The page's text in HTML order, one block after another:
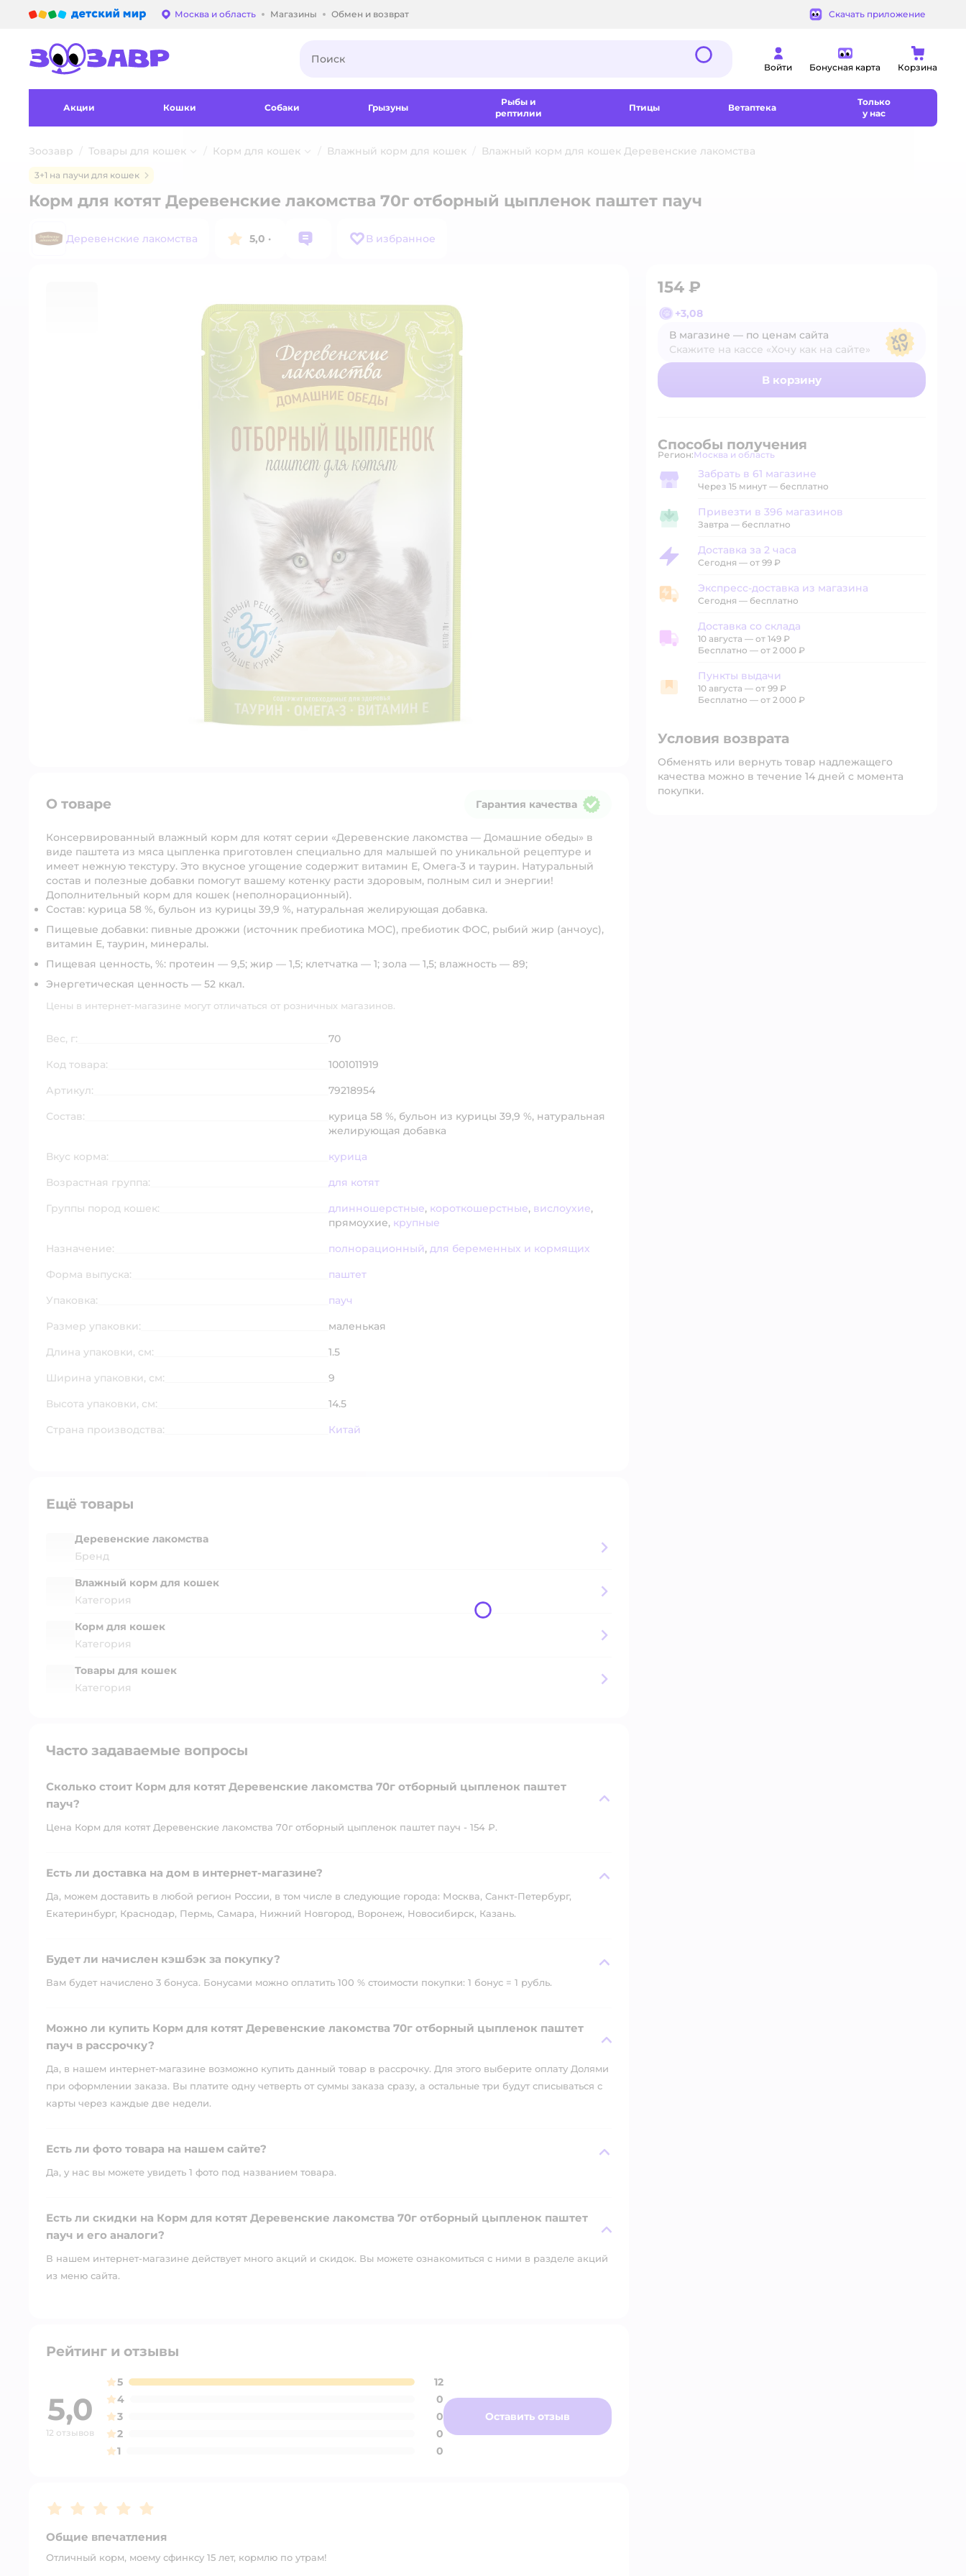
Выбор адреса доставки.
Москва и область Магазины Обмен и возврат Скачать приложение
Войти Бонусная карта Корзина
Акции Кошки Собаки Грызуны
Рыбы и
рептилии
Птицы Ветаптека
Только
у нас
Зоозавр Товары для кошек Корм для кошек Влажный корм для кошек Влажный корм для кошек Деревенские лакомства
3+1 на паучи для кошек
Корм для котят Деревенские лакомства 70г отборный цыпленок паштет пауч
Деревенские лакомства 5,0 · В избранное
154 ₽
+3,08
В магазине — по ценам сайта
Скажите на кассе «Хочу как на сайте»
В магазине — по ценам сайта
В корзину
Способы получения
Регион: Выбор адреса доставки.
Москва и область
Забрать в магазине
Забрать в 61 магазине
Через 15 минут — бесплатно
Привезти в магазин
Привезти в 396 магазинов
Завтра — бесплатно
Доставка за 2 часа
Доставка за 2 часа
Сегодня — от 99 ₽
Экспресс-доставка из магазина
Экспресс-доставка из магазина
Сегодня — бесплатно
Доставка со склада
Доставка со склада
10 августа — от 149 ₽
Бесплатно — от 2 000 ₽
Пункты выдачи
Пункты выдачи
10 августа — от 99 ₽
Бесплатно — от 2 000 ₽
Условия возврата
Обменять или вернуть товар надлежащего
качества можно в течение 14 дней с момента
покупки.
О товаре Гарантия качества
Консервированный влажный корм для котят серии «Деревенские лакомства — Домашние обеды» в
виде паштета из мяса цыпленка приготовлен специально для малышей по уникальной рецептуре и
имеет нежную текстуру. Это вкусное угощение содержит витамин Е, Омега-3 и таурин. Натуральный
состав и полезные добавки помогут вашему котенку расти здоровым, полным сил и энергии!
Дополнительный корм для кошек (неполнорационный).
Состав: курица 58 %, бульон из курицы 39,9 %, натуральная желирующая добавка.
Пищевые добавки: пивные дрожжи (источник пребиотика МОС), пребиотик ФОС, рыбий жир (анчоус),
витамин Е, таурин, минералы.
Пищевая ценность, %: протеин — 9,5; жир — 1,5; клетчатка — 1; зола — 1,5; влажность — 89;
Энергетическая ценность — 52 ккал.
Цены в интернет-магазине могут отличаться от розничных магазинов.
Вес, г:
70
Код товара:
1001011919
Артикул:
79218954
Состав:
курица 58 %, бульон из курицы 39,9 %, натуральная
желирующая добавка
Вкус корма:
курица
Возрастная группа:
для котят
Группы пород кошек:
длинношерстные, короткошерстные, вислоухие,
прямоухие, крупные
Назначение:
полнорационный, для беременных и кормящих
Форма выпуска:
паштет
Упаковка:
пауч
Размер упаковки:
маленькая
Длина упаковки, см:
1.5
Ширина упаковки, см:
9
Высота упаковки, см:
14.5
Страна производства:
Китай
Ещё товары
Деревенские лакомства
Бренд
Влажный корм для кошек
Категория
Корм для кошек
Категория
Товары для кошек
Категория
Часто задаваемые вопросы
Сколько стоит Корм для котят Деревенские лакомства 70г отборный цыпленок паштет
пауч?
Цена Корм для котят Деревенские лакомства 70г отборный цыпленок паштет пауч - 154 ₽.
Есть ли доставка на дом в интернет-магазине?
Да, можем доставить в любой регион России, в том числе в следующие города: Москва, Санкт-Петербург,
Екатеринбург, Краснодар, Пермь, Самара, Нижний Новгород, Воронеж, Новосибирск, Казань.
Будет ли начислен кэшбэк за покупку?
Вам будет начислено 3 бонуса. Бонусами можно оплатить 100 % стоимости покупки: 1 бонус = 1 рубль.
Можно ли купить Корм для котят Деревенские лакомства 70г отборный цыпленок паштет
пауч в рассрочку?
Да, в нашем интернет-магазине возможно купить данный товар в рассрочку. Для этого выберите оплату Долями
при оформлении заказа. Вы платите одну четверть от суммы заказа сразу, а остальные три будут списываться с
карты через каждые две недели.
Есть ли фото товара на нашем сайте?
Да, у нас вы можете увидеть 1 фото под названием товара.
Есть ли скидки на Корм для котят Деревенские лакомства 70г отборный цыпленок паштет
пауч и его аналоги?
В нашем интернет-магазине действует много акций и скидок. Вы можете ознакомиться с ними в разделе акций
из меню сайта.
Рейтинг и отзывы
5,0
12 отзывов
5
12
4
0
3
0
2
0
1
0
Оставить отзыв
Рейтинг:5
Общие впечатления
Отличный корм, моему сфинксу 15 лет, кормлю по утрам!